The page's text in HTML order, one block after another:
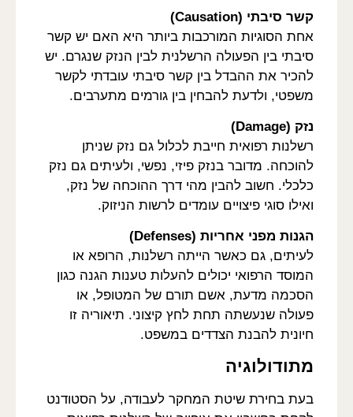
קשר סיבתי (Causation)
אחת הסוגיות המורכבות ביותר היא האם יש קשר
סיבתי בין הפעולה הרשלנית לבין הנזק שנגרם. יש
להכיר את ההבדל בין קשר סיבתי עובדתי לקשר
משפטי, ולדעת להבחין בין גורמים מתערבים.
נזק (Damage)
רשלנות רפואית חייבת לכלול גם נזק שניתן
להוכחה. מדובר בנזק פיזי, נפשי, ולעיתים גם נזק
כלכלי. חשוב להבין מהי דרך ההוכחה של נזק,
ואילו סוגי פיצויים עומדים לרשות הניזוק.
הגנות מפני אחריות (Defenses)
לעיתים, גם כאשר הייתה רשלנות, הרופא או
המוסד הרפואי יכולים להעלות טענות הגנה כגון
הסכמה מדעת, אשם תורם של המטופל, או
פעולה שנעשתה תחת לחץ קיצוני. תיאוריה זו
חיונית להבנת הצדדים במשפט.
מתודולוגיה
בעת בחירת שיטת המחקר לעבודה, על הסטודנט